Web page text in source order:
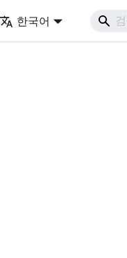
한국어